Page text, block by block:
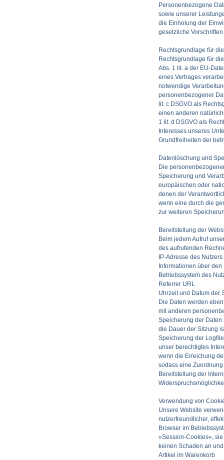
Personenbezogene
sowie unserer
die Einholung der
gesetzliche
Rechtsgrundlage für
Rechtsgrundlage für
Abs. 1 lit. a der EU-
eines Vertrages
notwendige
personenbezogener
lit. c DSGVO als
einen anderen
1 lit. d DSGVO als
Interesses unseres
Grundfreiheiten der
Datenlöschung und
Die
Speicherung und
europäischen oder
denen der
wenn eine durch die
zur weiteren
Bereitstellung der
Beim jedem Aufruf
des aufrufenden
IP-Adresse des Nutzers
Informationen über
Betriebssystem des
Referrer URL
Uhrzeit und Datum der
Die Daten werden
mit anderen
Speicherung der Daten
die Dauer der Sitzung
Speicherung der
unser berechtigtes
wenn die Erreichung
sodass eine
Bereitstellung der
Verwendung von
Unsere Website
nutzerfreundlicher,
Browser im
»Session-Cookies«,
keinen Schaden an
Artikel im Warenkorb